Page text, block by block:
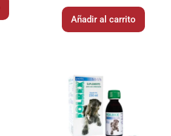
Añadir al carrito